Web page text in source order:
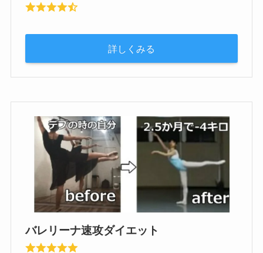
詳しくみる
バレリーナ速攻ダイエット